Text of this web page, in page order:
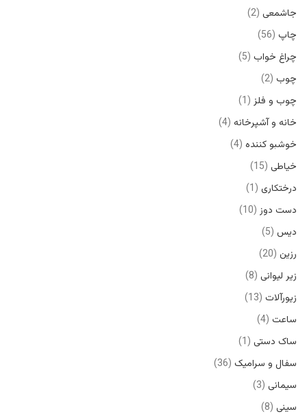
جاشمعی 2
چاپ 56
چراغ خواب 5
چوب 2
چوب و فلز 1
خانه و آشپرخانه 4
خوشبو کننده 4
خیاطی 15
درختکاری 1
دست دوز 10
دیس 5
رزین 20
زیر لیوانی 8
زیورآلات 13
ساعت 4
ساک دستی 1
سفال و سرامیک 36
سیمانی 3
سینی 8